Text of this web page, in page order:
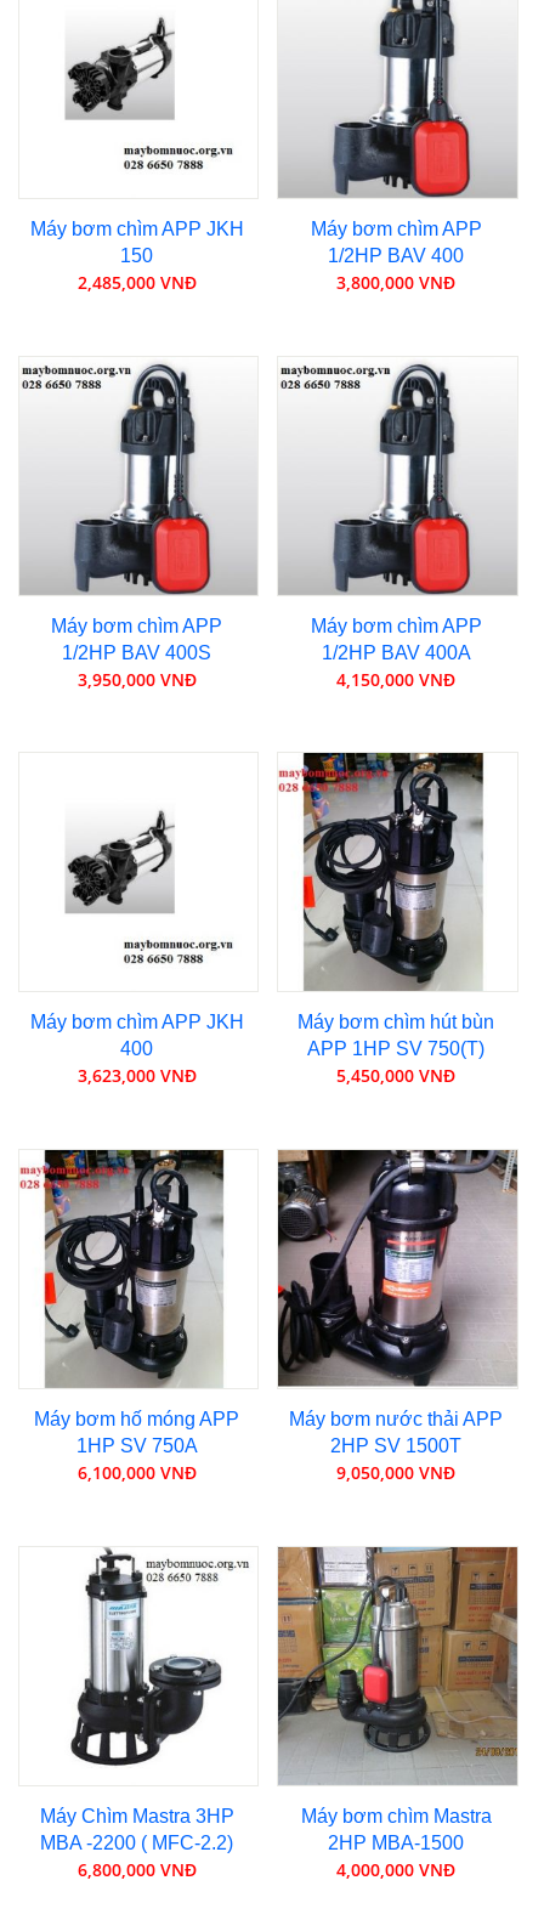
Máy bơm chìm APP JKH
150
2,485,000 VNĐ
Máy bơm chìm APP
1/2HP BAV 400
3,800,000 VNĐ
Máy bơm chìm APP
1/2HP BAV 400S
3,950,000 VNĐ
Máy bơm chìm APP
1/2HP BAV 400A
4,150,000 VNĐ
Máy bơm chìm APP JKH
400
3,623,000 VNĐ
Máy bơm chìm hút bùn
APP 1HP SV 750(T)
5,450,000 VNĐ
Máy bơm hố móng APP
1HP SV 750A
6,100,000 VNĐ
Máy bơm nước thải APP
2HP SV 1500T
9,050,000 VNĐ
Máy Chìm Mastra 3HP
MBA -2200 ( MFC-2.2)
6,800,000 VNĐ
Máy bơm chìm Mastra
2HP MBA-1500
4,000,000 VNĐ